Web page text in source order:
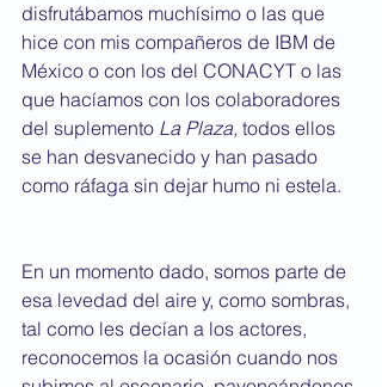
disfrutábamos muchísimo o las que
hice con mis compañeros de IBM de
México o con los del CONACYT o las
que hacíamos con los colaboradores
del suplemento La Plaza, todos ellos
se han desvanecido y han pasado
como ráfaga sin dejar humo ni estela.
En un momento dado, somos parte de
esa levedad del aire y, como sombras,
tal como les decían a los actores,
reconocemos la ocasión cuando nos